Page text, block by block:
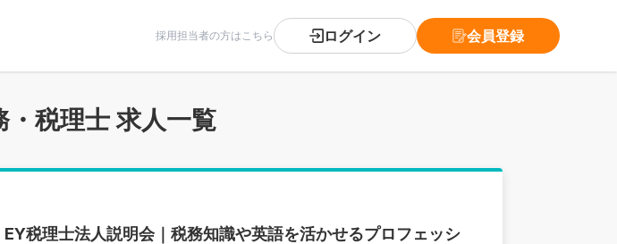
採用担当者の方はこちら ログイン 会員登録
税理士 求人一覧
EY税理士法人説明会｜税務知識や英語を活かせるプロフェッシ